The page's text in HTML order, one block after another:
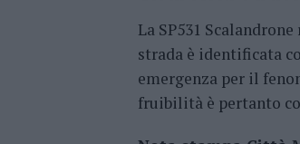
La SP531
strada è identificata
emergenza per il
fruibilità è pertanto